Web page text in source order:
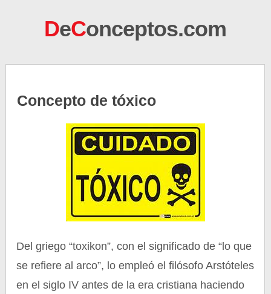
DeConceptos.com
Concepto de tóxico
Del griego “toxikon”, con el significado de “lo que
se refiere al arco”, lo empleó el filósofo Arstóteles
en el siglo IV antes de la era cristiana haciendo